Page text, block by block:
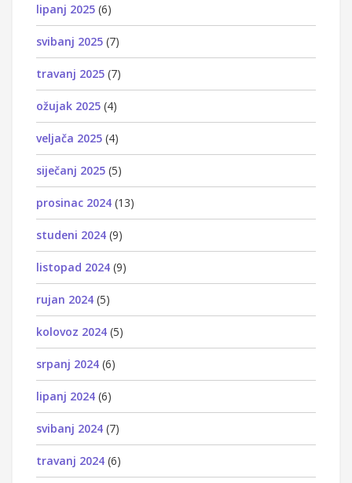
lipanj 2025 (6)
svibanj 2025 (7)
travanj 2025 (7)
ožujak 2025 (4)
veljača 2025 (4)
siječanj 2025 (5)
prosinac 2024 (13)
studeni 2024 (9)
listopad 2024 (9)
rujan 2024 (5)
kolovoz 2024 (5)
srpanj 2024 (6)
lipanj 2024 (6)
svibanj 2024 (7)
travanj 2024 (6)